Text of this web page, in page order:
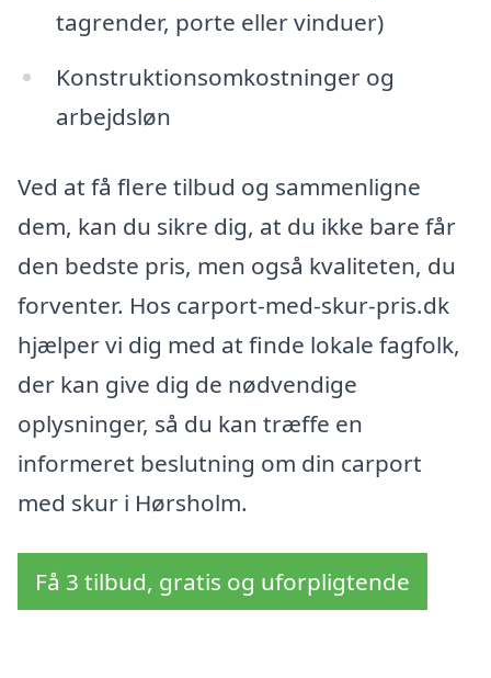
tagrender, porte eller vinduer)
Konstruktionsomkostninger og
arbejdsløn
Ved at få flere tilbud og sammenligne
dem, kan du sikre dig, at du ikke bare får
den bedste pris, men også kvaliteten, du
forventer. Hos carport-med-skur-pris.dk
hjælper vi dig med at finde lokale fagfolk,
der kan give dig de nødvendige
oplysninger, så du kan træffe en
informeret beslutning om din carport
med skur i Hørsholm.
Få 3 tilbud, gratis og uforpligtende